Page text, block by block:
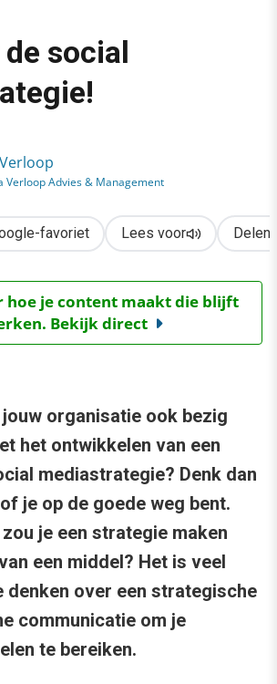
social
Verloop Advies & Management
favoriet Lees voor Delen
hoe je content maakt die blijft
Bekijk direct
jouw organisatie ook bezig
het ontwikkelen van een
mediastrategie? Denk dan
je op de goede weg bent.
je een strategie maken
een middel? Het is veel
denken over een strategische
communicatie om je
te bereiken.